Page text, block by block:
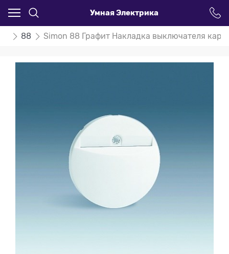
Умная Электрика
88 Simon 88 Графит Накладка выключателя